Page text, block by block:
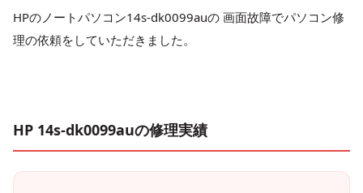
HPのノートパソコン14s-dk0099auの 画面故障でパソコン修
理の依頼をしていただきました。
HP 14s-dk0099auの修理実績